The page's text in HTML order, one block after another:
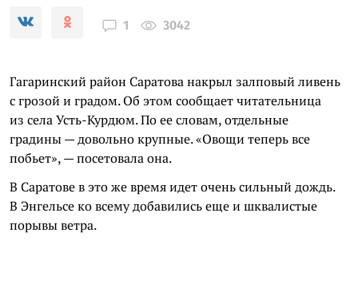
1 3042
Гагаринский район Саратова накрыл залповый ливень
с грозой и градом. Об этом сообщает читательница
из села Усть-Курдюм. По ее словам, отдельные
градины — довольно крупные. «Овощи теперь все
побьет», — посетовала она.
В Саратове в это же время идет очень сильный дождь.
В Энгельсе ко всему добавились еще и шквалистые
порывы ветра.